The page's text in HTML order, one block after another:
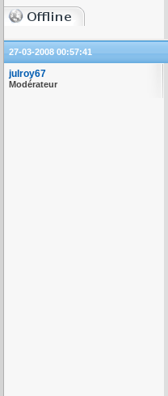
27-03-2008 00:57:41
julroy67
Modérateur